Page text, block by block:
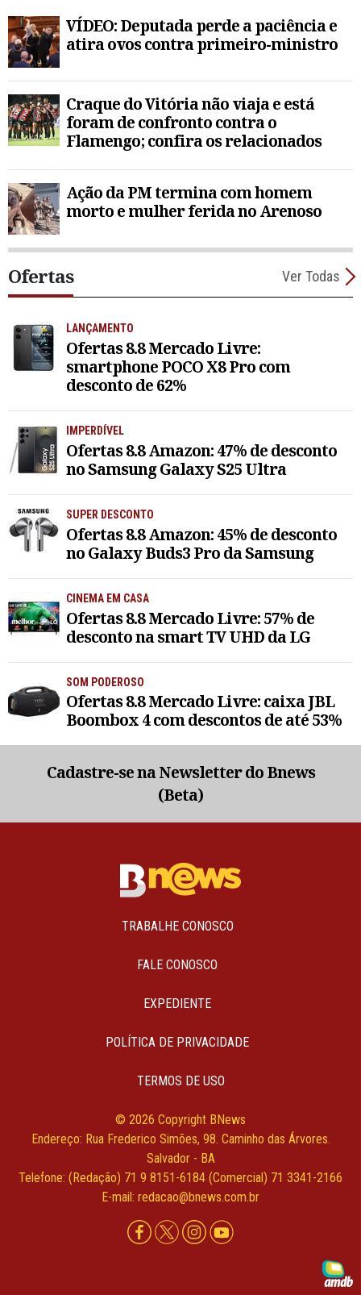
VÍDEO: Deputada perde a paciência e
atira ovos contra primeiro-ministro
Craque do Vitória não viaja e está
foram de confronto contra o
Flamengo; confira os relacionados
Ação da PM termina com homem
morto e mulher ferida no Arenoso
Ofertas Ver Todas
LANÇAMENTO
Ofertas 8.8 Mercado Livre:
smartphone POCO X8 Pro com
desconto de 62%
IMPERDÍVEL
Ofertas 8.8 Amazon: 47% de desconto
no Samsung Galaxy S25 Ultra
SUPER DESCONTO
Ofertas 8.8 Amazon: 45% de desconto
no Galaxy Buds3 Pro da Samsung
CINEMA EM CASA
Ofertas 8.8 Mercado Livre: 57% de
desconto na smart TV UHD da LG
SOM PODEROSO
Ofertas 8.8 Mercado Livre: caixa JBL
Boombox 4 com descontos de até 53%
Cadastre-se na Newsletter do Bnews
(Beta)
TRABALHE CONOSCO
FALE CONOSCO
EXPEDIENTE
POLÍTICA DE PRIVACIDADE
TERMOS DE USO
© 2026 Copyright BNews
Endereço: Rua Frederico Simões, 98. Caminho das Árvores.
Salvador - BA
Telefone: (Redação) 71 9 8151-6184 (Comercial) 71 3341-2166
E-mail: redacao@bnews.com.br